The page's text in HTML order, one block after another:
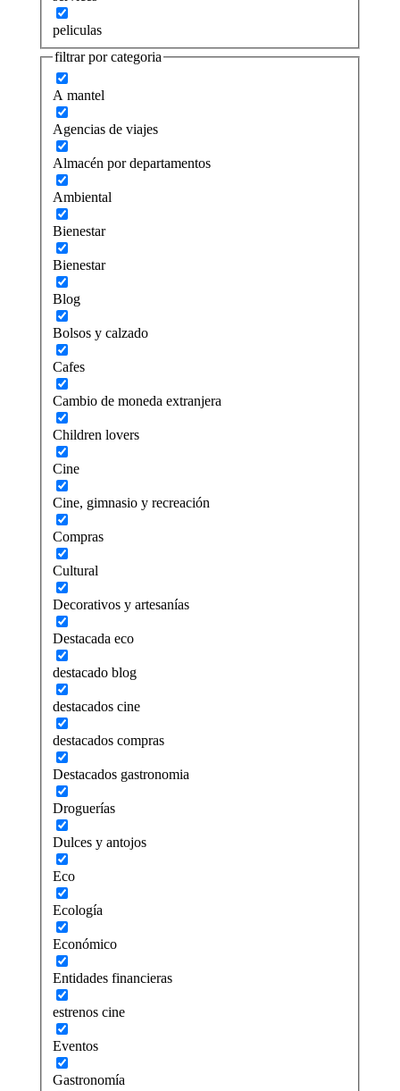
peliculas
filtrar por categoria
A mantel
Agencias de viajes
Almacén por departamentos
Ambiental
Bienestar
Bienestar
Blog
Bolsos y calzado
Cafes
Cambio de moneda extranjera
Children lovers
Cine
Cine, gimnasio y recreación
Compras
Cultural
Decorativos y artesanías
Destacada eco
destacado blog
destacados cine
destacados compras
Destacados gastronomia
Droguerías
Dulces y antojos
Eco
Ecología
Económico
Entidades financieras
estrenos cine
Eventos
Gastronomía